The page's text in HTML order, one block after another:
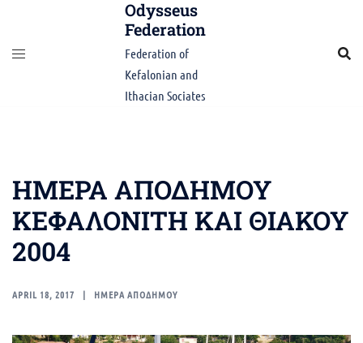
content
Odysseus
Federation
Federation of
Kefalonian and
Ithacian Sociates
ΗΜΕΡΑ ΑΠΟΔΗΜΟΥ
ΚΕΦΑΛΟΝΙΤΗ ΚΑΙ ΘΙΑΚΟΥ
2004
APRIL 18, 2017 ΗΜΕΡΑ ΑΠΟΔΗΜΟΥ